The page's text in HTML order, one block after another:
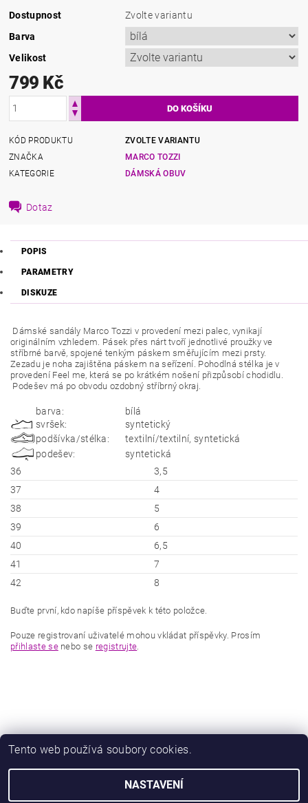
Dostupnost
Zvolte variantu
Barva
Velikost
799 Kč
KÓD PRODUKTU
ZVOLTE VARIANTU
ZNAČKA
MARCO TOZZI
KATEGORIE
DÁMSKÁ OBUV
Dotaz
POPIS
PARAMETRY
DISKUZE
Dámské sandály Marco Tozzi v provedení mezi palec, vynikají
originálním vzhledem. Pásek přes nárt tvoří jednotlivé proužky ve
stříbrné barvě, spojené tenkým páskem směřujícím mezi prsty.
Zezadu je noha zajištěna páskem na seřízení. Pohodlná stélka je v
provedení Feel me, která se po krátkém nošení přizpůsobí chodidlu.
Podešev má po obvodu ozdobný stříbrný okraj.
barva:
bílá
svršek:
syntetický
podšívka/stélka:
textilní/textilní, syntetická
podešev:
syntetická
36
3,5
37
4
38
5
39
6
40
6,5
41
7
42
8
Buďte první, kdo napíše příspěvek k této položce.
Pouze registrovaní uživatelé mohou vkládat příspěvky. Prosím
přihlaste senebo se registrujte.
Heureka.cz
Tento web používá soubory cookies.
NASTAVENÍ